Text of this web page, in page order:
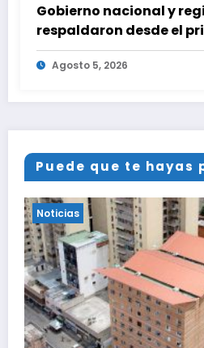
Gobierno nacional y
respaldaron desde el
momento tras
Agosto 5, 2026
Puede que te hayas